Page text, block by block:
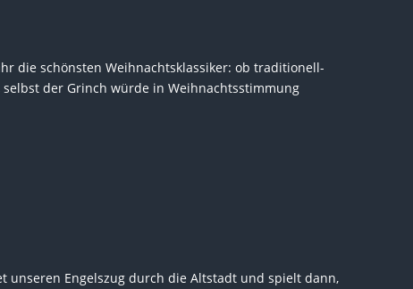
die schönsten Weihnachtsklassiker: ob traditionell-
selbst der Grinch würde in Weihnachtsstimmung
unseren Engelszug durch die Altstadt und spielt dann,